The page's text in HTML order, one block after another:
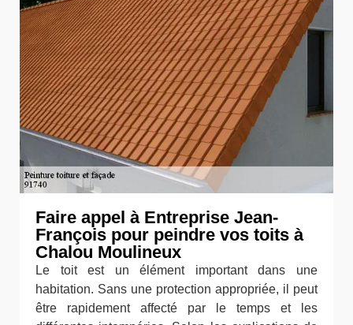
Faire appel à Entreprise Jean-
François pour peindre vos toits à
Chalou Moulineux
Le toit est un élément important dans une
habitation. Sans une protection appropriée, il peut
être rapidement affecté par le temps et les